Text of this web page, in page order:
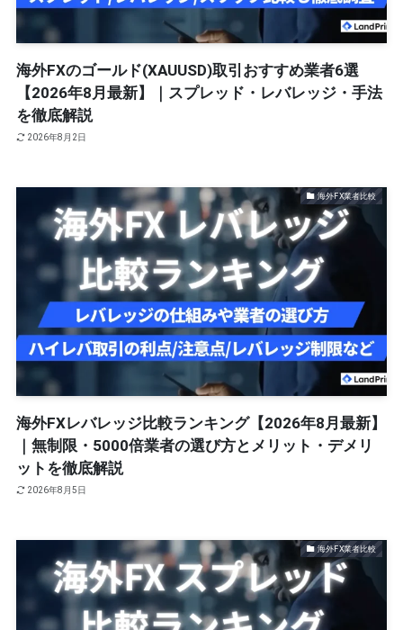
海外FXのゴールド(XAUUSD)取引おすすめ業者6選
【2026年8月最新】｜スプレッド・レバレッジ・手法
を徹底解説
2026年8月2日
海外FX業者比較
海外FXレバレッジ比較ランキング【2026年8月最新】
｜無制限・5000倍業者の選び方とメリット・デメリ
ットを徹底解説
2026年8月5日
海外FX業者比較